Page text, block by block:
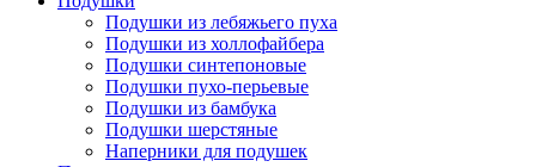
Подушки из лебяжьего пуха
Подушки из холлофайбера
Подушки синтепоновые
Подушки пухо-перьевые
Подушки из бамбука
Подушки шерстяные
Наперники для подушек